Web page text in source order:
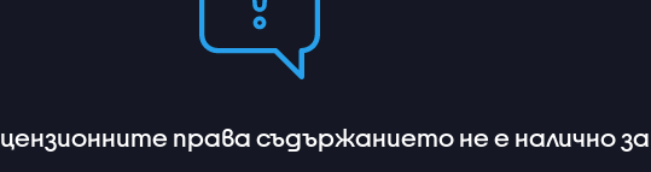
права съдържанието не е налично